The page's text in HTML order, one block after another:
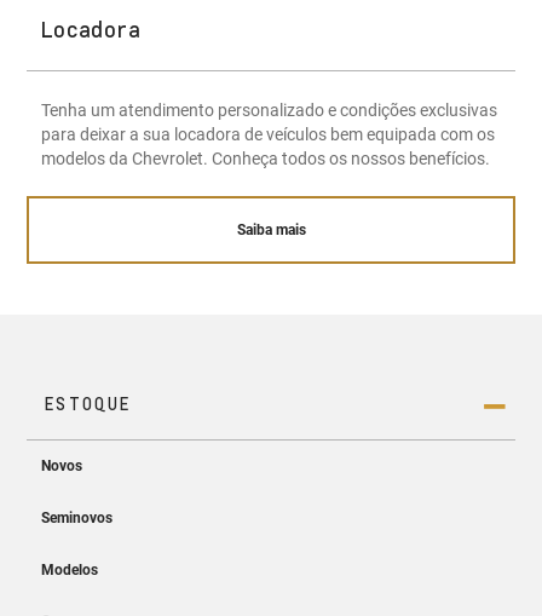
Locadora
Tenha um atendimento personalizado e condições exclusivas
para deixar a sua locadora de veículos bem equipada com os
modelos da Chevrolet. Conheça todos os nossos benefícios.
Saiba mais